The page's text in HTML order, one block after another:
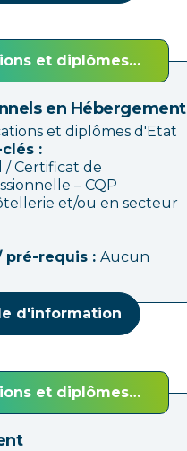
et diplômes
d'Etat
en Hébergement
et diplômes d'Etat
:
/ Certificat de
– CQP
et/ou en secteur
pré-requis : Aucun
d'information
et diplômes
d'Etat